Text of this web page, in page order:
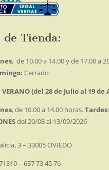
Tienda:
, de 10.00 a 14.00 y de 17.00 a
Cerrado
VERANO (del 28 de Julio al 19 de
, de 10.00 a 14.00 horas.Tardes
del 20/08 al 13/09/2026
3 – 33005 OVIEDO
– 637 73 45 76